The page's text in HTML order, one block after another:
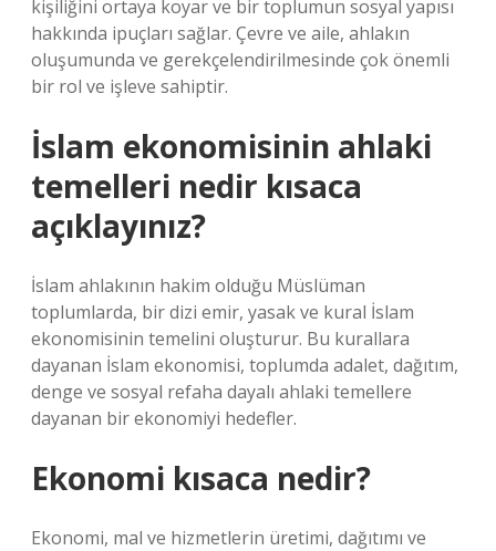
kişiliğini ortaya koyar ve bir toplumun sosyal yapısı
hakkında ipuçları sağlar. Çevre ve aile, ahlakın
oluşumunda ve gerekçelendirilmesinde çok önemli
bir rol ve işleve sahiptir.
İslam ekonomisinin ahlaki
temelleri nedir kısaca
açıklayınız?
İslam ahlakının hakim olduğu Müslüman
toplumlarda, bir dizi emir, yasak ve kural İslam
ekonomisinin temelini oluşturur. Bu kurallara
dayanan İslam ekonomisi, toplumda adalet, dağıtım,
denge ve sosyal refaha dayalı ahlaki temellere
dayanan bir ekonomiyi hedefler.
Ekonomi kısaca nedir?
Ekonomi, mal ve hizmetlerin üretimi, dağıtımı ve